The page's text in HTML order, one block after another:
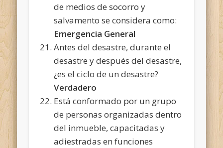
de medios de socorro y
salvamento se considera como:
Emergencia General
Antes del desastre, durante el
desastre y después del desastre,
¿es el ciclo de un desastre?
Verdadero
Está conformado por un grupo
de personas organizadas dentro
del inmueble, capacitadas y
adiestradas en funciones